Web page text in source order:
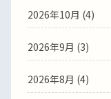
2026年10月 (4)
2026年9月 (3)
2026年8月 (4)